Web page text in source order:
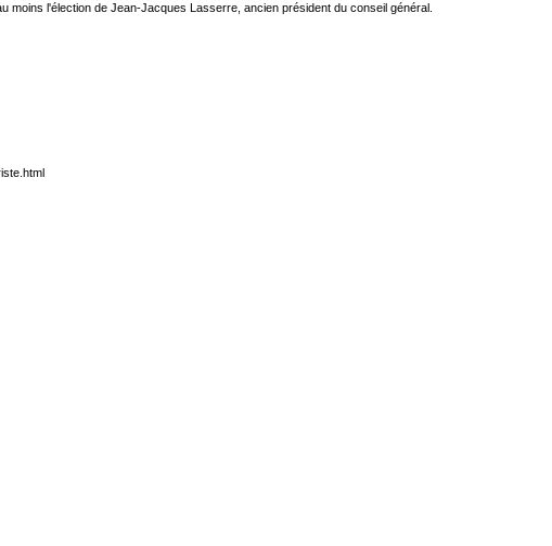
l'élection de Jean-Jacques Lasserre, ancien président du conseil général.